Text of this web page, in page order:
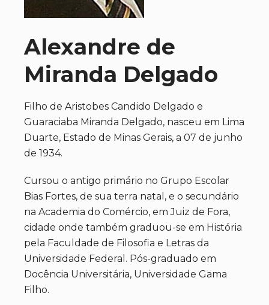
Alexandre de
Miranda Delgado
Filho de Aristobes Candido Delgado e
Guaraciaba Miranda Delgado, nasceu em Lima
Duarte, Estado de Minas Gerais, a 07 de junho
de 1934.
Cursou o antigo primário no Grupo Escolar
Bias Fortes, de sua terra natal, e o secundário
na Academia do Comércio, em Juiz de Fora,
cidade onde também graduou-se em História
pela Faculdade de Filosofia e Letras da
Universidade Federal. Pós-graduado em
Docência Universitária, Universidade Gama
Filho.